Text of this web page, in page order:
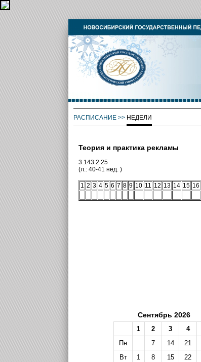
РАСПИСАНИЕ>> НЕДЕЛИ
Теория и практика рекламы
3.143.2.25
(л.: 40-41 нед. )
1 2 3 4 5 6 7 8 9 10 11 12 13 14 15 16
Сентябрь 2026
1 2 3 4
Пн
7 14 21
Вт
1 8 15 22